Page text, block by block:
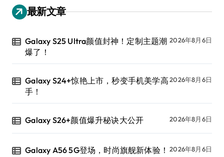
最新文章
Galaxy S25 Ultra颜值封神！定制主题潮
爆了！
2026年8月6日
Galaxy S24+惊艳上市，秒变手机美学高
手！
2026年8月6日
Galaxy S26+颜值爆升秘诀大公开 2026年8月6日
Galaxy A56 5G登场，时尚旗舰新体验！ 2026年8月6日